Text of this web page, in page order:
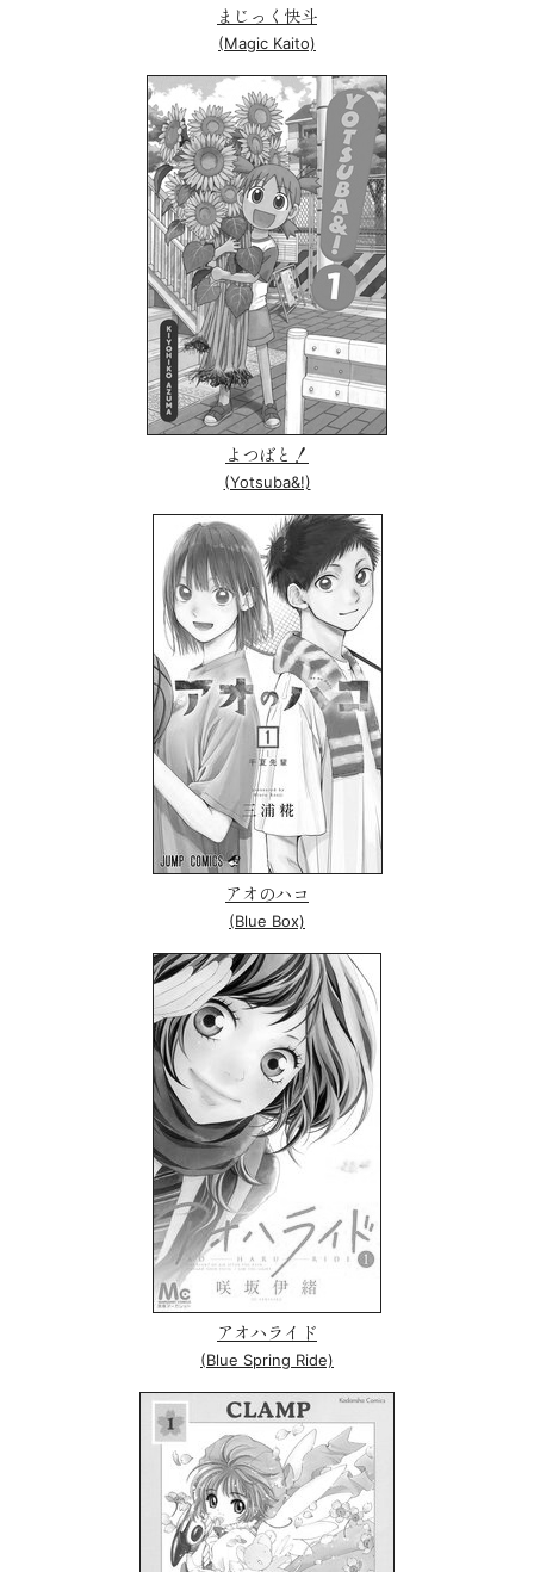
まじっく快斗
(Magic Kaito)
よつばと！
(Yotsuba&!)
アオのハコ
(Blue Box)
アオハライド
(Blue Spring Ride)